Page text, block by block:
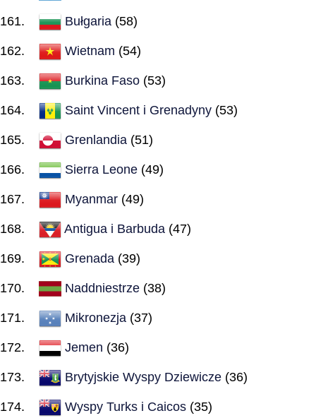
Bułgaria (58)
Wietnam (54)
Burkina Faso (53)
Saint Vincent i Grenadyny (53)
Grenlandia (51)
Sierra Leone (49)
Myanmar (49)
Antigua i Barbuda (47)
Grenada (39)
Naddniestrze (38)
Mikronezja (37)
Jemen (36)
Brytyjskie Wyspy Dziewicze (36)
Wyspy Turks i Caicos (35)